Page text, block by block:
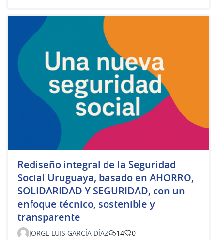
Rediseño integral de la Seguridad
Social Uruguaya, basado en AHORRO,
SOLIDARIDAD Y SEGURIDAD, con un
enfoque técnico, sostenible y
transparente
JORGE LUIS GARCÍA DÍAZ 14 0